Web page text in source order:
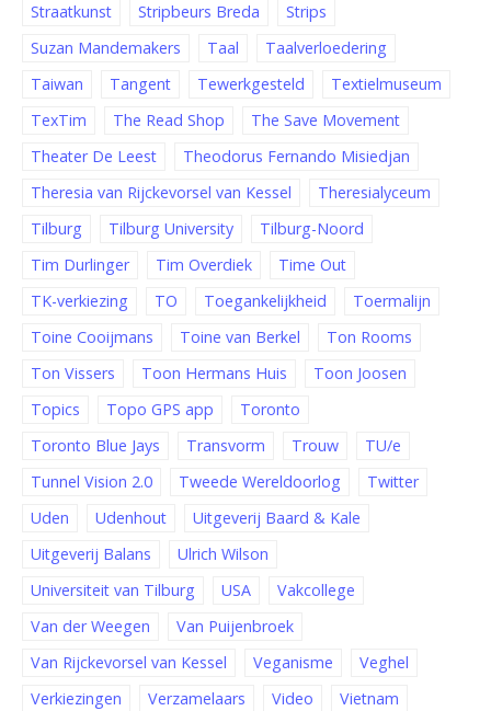
Straatkunst
Stripbeurs Breda
Strips
Suzan Mandemakers
Taal
Taalverloedering
Taiwan
Tangent Tewerkgesteld
Textielmuseum
TexTim
The Read Shop
The Save Movement
Theater De Leest
Theodorus Fernando Misiedjan
Theresia van Rijckevorsel van Kessel
Theresialyceum
Tilburg
Tilburg University
Tilburg-Noord
Tim Durlinger
Tim Overdiek
Time Out
TK-verkiezing
TO Toegankelijkheid
Toermalijn
Toine Cooijmans
Toine van Berkel
Ton Rooms
Ton Vissers
Toon Hermans Huis
Toon Joosen
Topics
Topo GPS app
Toronto
Toronto Blue Jays
Transvorm Trouw
TU/e
Tunnel Vision 2.0
Tweede Wereldoorlog
Twitter
Uden
Udenhout
Uitgeverij Baard & Kale
Uitgeverij Balans
Ulrich Wilson
Universiteit van Tilburg
USA
Vakcollege
Van der Weegen
Van Puijenbroek
Van Rijckevorsel van Kessel
Veganisme
Veghel
Verkiezingen
Verzamelaars Video
Vietnam